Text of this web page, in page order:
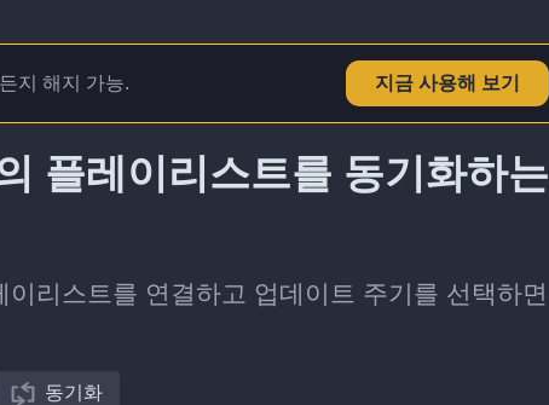
지 해지 가능. 지금 사용해 보기
플레이리스트를 동기화하는
리스트를 연결하고 업데이트 주기를 선택하면
동기화